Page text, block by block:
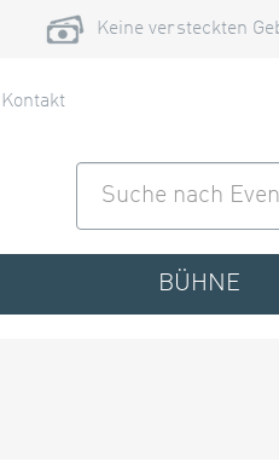
Keine versteckten
Kontakt
BÜHNE